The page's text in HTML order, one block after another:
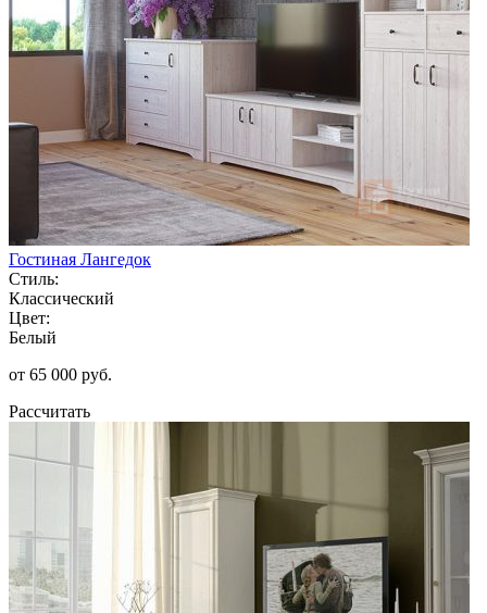
Гостиная Лангедок
Стиль:
Классический
Цвет:
Белый
от 65 000 руб.
Рассчитать